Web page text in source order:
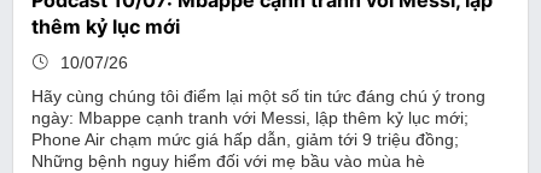
thêm kỷ lục mới
10/07/26
Hãy cùng chúng tôi điểm lại một số tin tức đáng chú ý trong
ngày: Mbappe cạnh tranh với Messi, lập thêm kỷ lục mới;
Phone Air chạm mức giá hấp dẫn, giảm tới 9 triệu đồng;
Những bệnh nguy hiểm đối với mẹ bầu vào mùa hè